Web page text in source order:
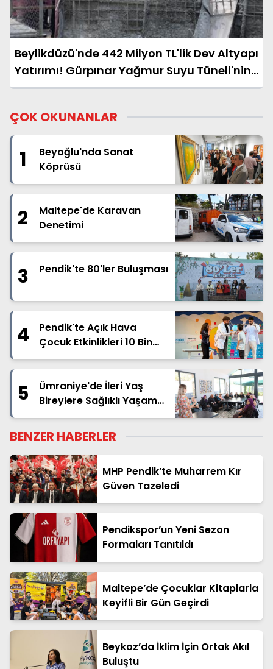
Beylikdüzü'nde 442 Milyon TL'lik Dev Altyapı
Yatırımı! Gürpınar Yağmur Suyu Tüneli'nin
Temeli Atıldı
ÇOK OKUNANLAR
1
Beyoğlu'nda Sanat
Köprüsü
2
Maltepe'de Karavan
Denetimi
3 Pendik'te 80'ler Buluşması
4
Pendik'te Açık Hava
Çocuk Etkinlikleri 10 Bin
Çocuğu Buluşturdu
5
Ümraniye'de İleri Yaş
Bireylere Sağlıklı Yaşam
Desteği
BENZER HABERLER
MHP Pendik’te Muharrem Kır
Güven Tazeledi
Pendikspor’un Yeni Sezon
Formaları Tanıtıldı
Maltepe’de Çocuklar Kitaplarla
Keyifli Bir Gün Geçirdi
Beykoz’da İklim İçin Ortak Akıl
Buluştu